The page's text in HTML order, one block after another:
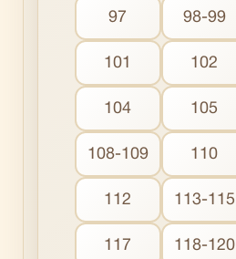
97 98-99
101 102
104 105
108-109 110
112 113-115
117 118-120